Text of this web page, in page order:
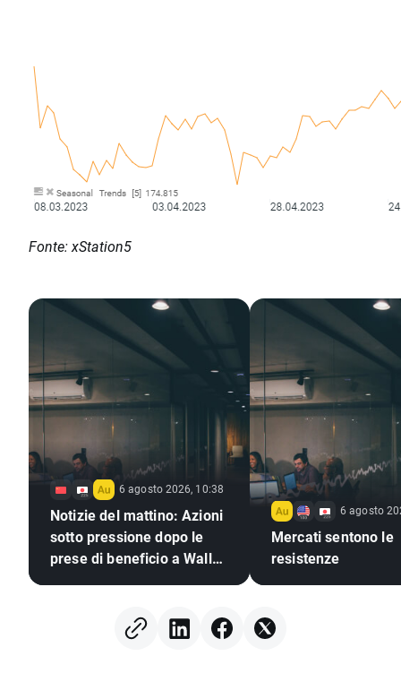
Fonte: xStation5
6 agosto 2026, 10:38
Notizie del mattino: Azioni
sotto pressione dopo le
prese di beneficio a Wall
6 agosto
Mercati sentono le
resistenze